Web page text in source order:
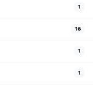
1
16
1
1